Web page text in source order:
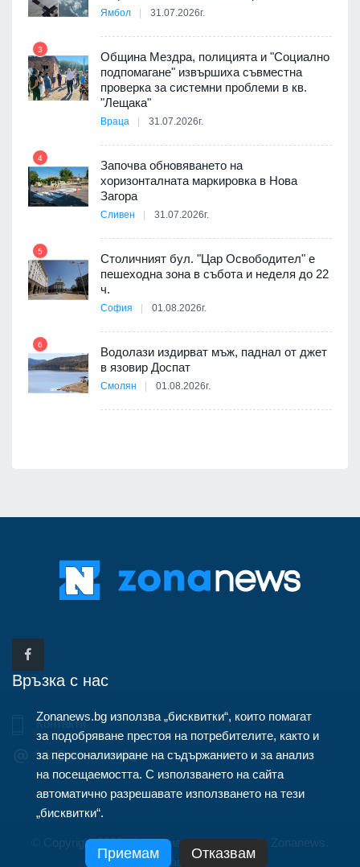
Ямбол 31.07.2026г.
3
Община Мездра, полицията и "Социално
подпомагане" извършиха съвместна
проверка за системни проблеми в кв.
"Лещака"
Враца 31.07.2026г.
4
Започва обновяването на
хоризонталната маркировка в Нова
Загора
Сливен 31.07.2026г.
5
Столичният бул. "Цар Освободител" е
пешеходна зона в събота и неделя до 22
ч.
София 01.08.2026г.
6
Водолази издирват мъж, паднал от джет
в язовир Доспат
Смолян 01.08.2026г.
Връзка с нас
Контакти
info@zonanews.bg
© Copyright 2020, Информационна агенция Zonanews.
Всички права запазени.
Zonanews.bg използва „бисквитки“, които помагат
за подобряване престоя на потребителите, както и
за персонализиране на съдържанието и за анализ
на посещаемостта. С използването на сайта
автоматично разрешавате използването на тези
„бисквитки“.
Приемам Отказвам